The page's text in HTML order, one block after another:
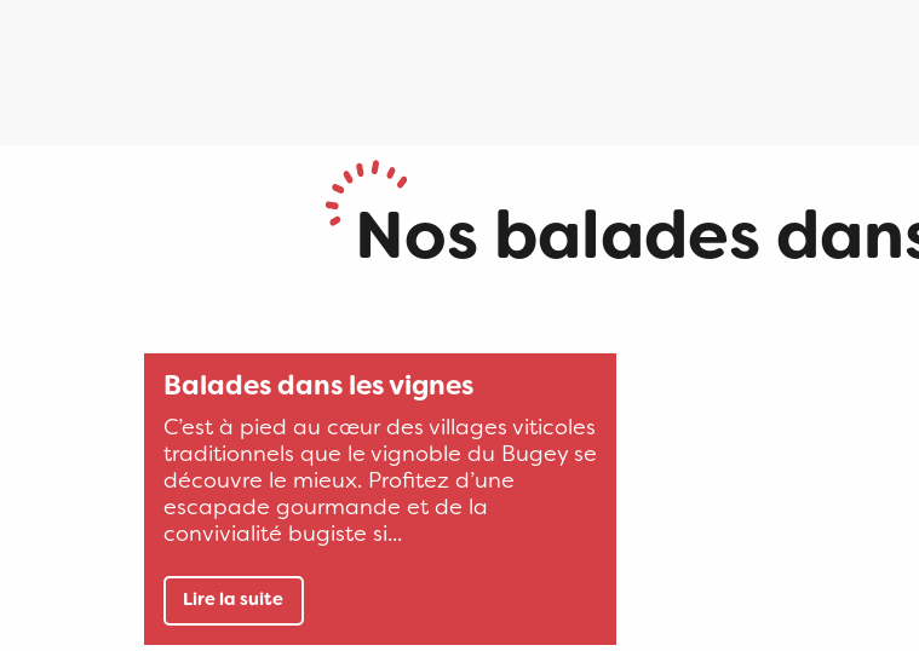
Nos balades
Balades dans les vignes
C’est à pied au cœur des villages viticoles
traditionnels que le vignoble du Bugey se
découvre le mieux. Profitez d’une
escapade gourmande et de la
convivialité bugiste si...
Lire la suite